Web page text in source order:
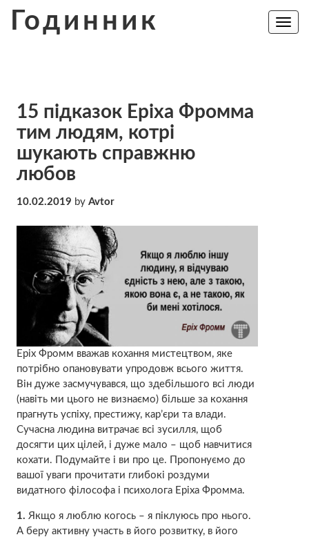
Годинник
Toggle
15 підказок Еріха Фромма
тим людям, котрі
шукають справжню
любов
10.02.2019 by Avtor
Еріх Фромм вважав кохання мистецтвом, яке
потрібно опановувати упродовж всього життя.
Він дуже засмучувався, що здебільшого всі люди
(навіть ми цього не визнаємо) більше за кохання
прагнуть успіху, престижу, кар’єри та влади.
Сучасна людина витрачає всі зусилля, щоб
досягти цих цілей, і дуже мало – щоб навчитися
кохати. Подумайте і ви про це. Пропонуємо до
вашої уваги прочитати глибокі роздуми
видатного філософа і психолога Еріха Фромма.
1. Якщо я люблю когось – я піклуюсь про нього.
А беру активну участь в його розвитку, в його